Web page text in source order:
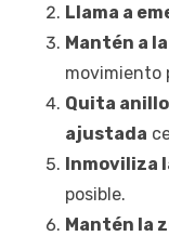
Llama a
Mantén a
movimiento
Quita
ajustada
Inmoviliza
posible.
Mantén la